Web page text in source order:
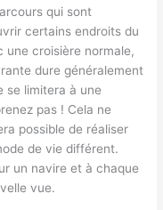
qui sont
certains endroits du
une croisière normale,
dure généralement
se limitera à une
pas ! Cela ne
possible de réaliser
de vie différent.
un navire et à chaque
vue.